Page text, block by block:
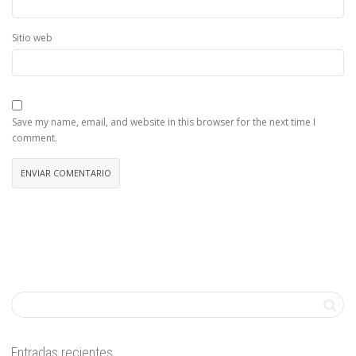
Sitio web
Save my name, email, and website in this browser for the next time I
comment.